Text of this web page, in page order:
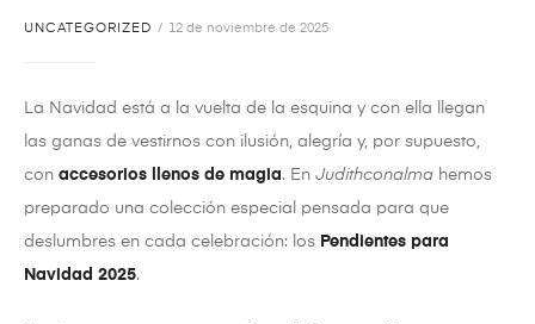
UNCATEGORIZED 12 de noviembre de 2025
La Navidad está a la vuelta de la esquina y con ella llegan
las ganas de vestirnos con ilusión, alegría y, por supuesto,
con accesorios llenos de magia. En Judithconalma hemos
preparado una colección especial pensada para que
deslumbres en cada celebración: los Pendientes para
Navidad 2025.